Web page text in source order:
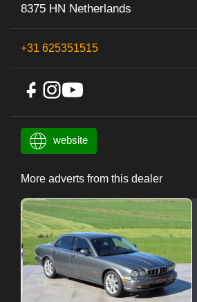
8375 HN Netherlands
+31 625351515
website
More adverts from this dealer